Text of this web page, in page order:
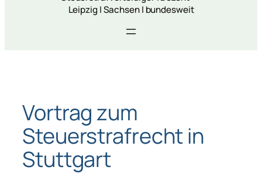
Leipzig | Sachsen | bundesweit
Vortrag zum
Steuerstrafrecht in
Stuttgart